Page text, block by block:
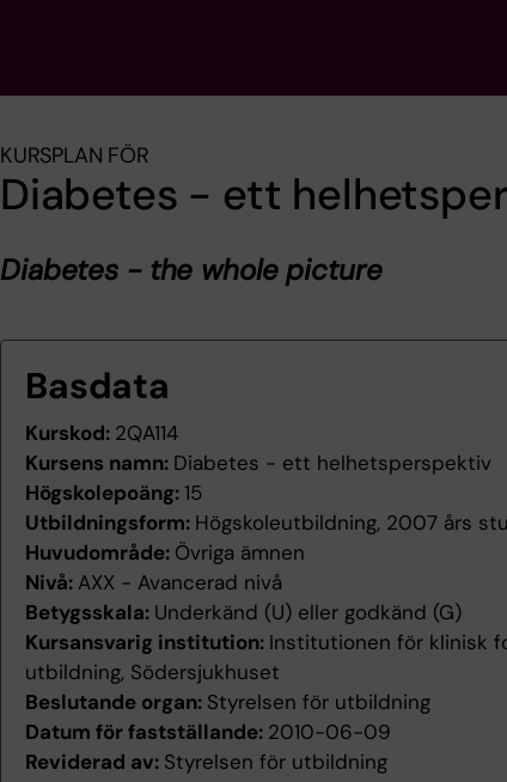
KURSPLAN FÖR
Diabetes - ett
Diabetes - the whole picture
Basdata
Kurskod: 2QA114
Kursens namn: Diabetes - ett helhetsperspektiv
Högskolepoäng:15
Utbildningsform: Högskoleutbildning, 2007 års
Huvudområde: Övriga ämnen
Nivå: AXX - Avancerad nivå
Betygsskala: Underkänd (U) eller godkänd (G)
Kursansvarig institution: Institutionen för klinisk
utbildning, Södersjukhuset
Beslutande organ: Styrelsen för utbildning
Datum för fastställande: 2010-06-09
Reviderad av: Styrelsen för utbildning